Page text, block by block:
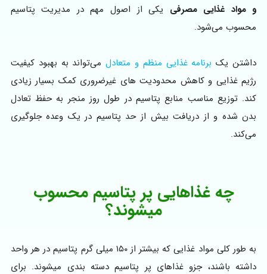
و مواد غذایی مصرفی یکی از اصول مهم در مدیریت پتاسیم
محسوب می‌شود.
داشتن یک برنامه غذایی منظم و متعادلمی‌تواند به بهبود کیفیت
رژیم غذایی و کاهش محدودیت‌ های غیرضروری کمک بسیار زیادی
کند. توزیع مناسب منابع پتاسیم در طول روز منجر به حفظ تعادل
بدن شده و از دریافت بیش از حد پتاسیم در یک وعده جلوگیری
می‌کند.
چه غذاهایی پر پتاسیم محسوب
میشوند؟
به طور کلی مواد غذایی که بیشتر از ۱۵۰ میلی گرم پتاسیم در هر واحد
داشته باشند، جزو غذاهای پر پتاسیم دسته بندی میشوند. برای